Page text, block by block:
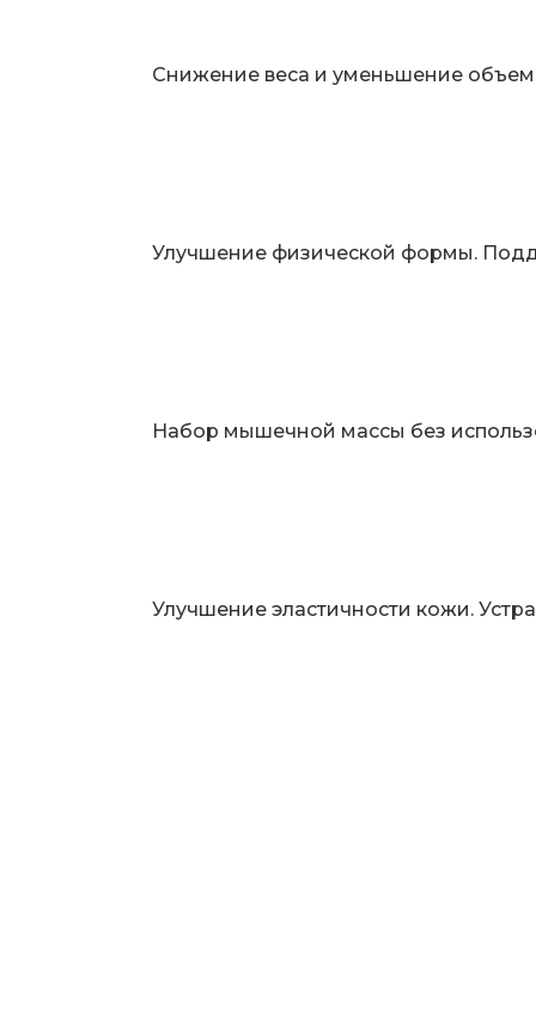
Снижение веса и уменьшение
Улучшение физической формы.
Набор мышечной массы без
Улучшение эластичности кожи.